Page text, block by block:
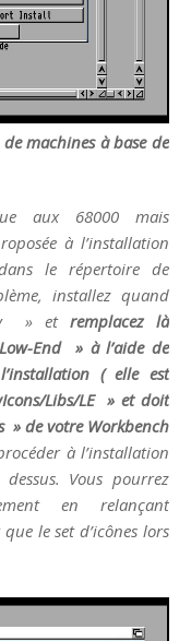
machines à base de
aux 68000 mais
à l’installation
le répertoire de
installez quand
» etremplacez là
End » à l’aide de
( elle est
Libs/LE » et doit
» de votre Workbench
à l’installation
Vous pourrez
en relançant
le set d’icônes lors